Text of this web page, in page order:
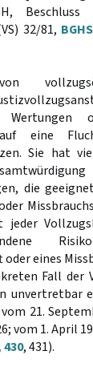
32/81,
eine
Sie hat
die
eines
Fall der
unvertretbar
21.
vom 1. April
430, 431).